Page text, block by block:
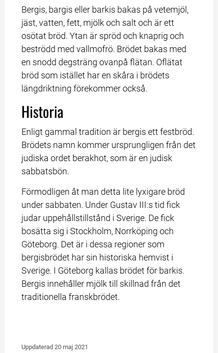
Bergis, bargis eller barkis bakas på vetemjöl,
jäst, vatten, fett, mjölk och salt och är ett
osötat bröd. Ytan är spröd och knaprig och
beströdd med vallmofrö. Brödet bakas med
en snodd degsträng ovanpå flätan. Oflätat
bröd som istället har en skåra i brödets
längdriktning förekommer också.
Historia
Enligt gammal tradition är bergis ett festbröd.
Brödets namn kommer ursprungligen från det
judiska ordet berakhot, som är en judisk
sabbatsbön.
Förmodligen åt man detta lite lyxigare bröd
under sabbaten. Under Gustav III:s tid fick
judar uppehållstillstånd i Sverige. De fick
bosätta sig i Stockholm, Norrköping och
Göteborg. Det är i dessa regioner som
bergisbrödet har sin historiska hemvist i
Sverige. I Göteborg kallas brödet för barkis.
Bergis innehåller mjölk till skillnad från det
traditionella franskbrödet.
Uppdaterad 20 maj 2021